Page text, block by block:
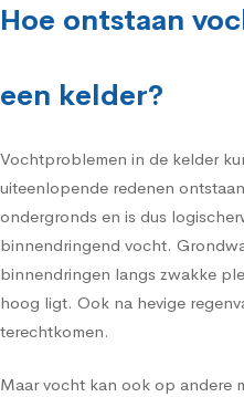
Hoe ontstaan
een kelder?
Vochtproblemen in de kelder
uiteenlopende redenen
ondergronds en is dus
binnendringend vocht.
binnendringen langs zwakke
hoog ligt. Ook na hevige
terechtkomen.
Maar vocht kan ook op andere